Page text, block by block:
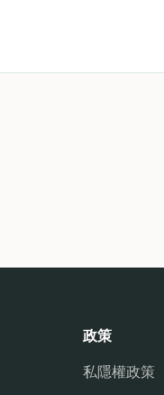
政策
私隱權政策